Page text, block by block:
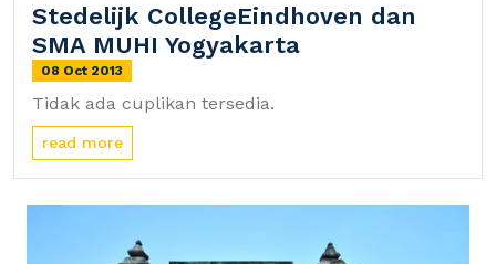
Stedelijk CollegeEindhoven dan
SMA MUHI Yogyakarta
08 Oct 2013
Tidak ada cuplikan tersedia.
read more